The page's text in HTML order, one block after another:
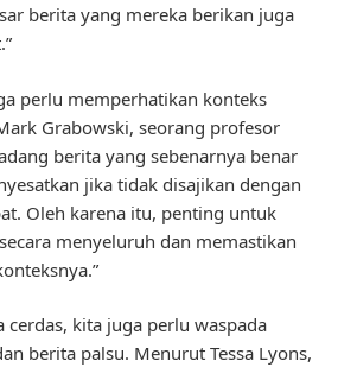
berita yang mereka berikan juga
perlu memperhatikan konteks
Grabowski, seorang profesor
berita yang sebenarnya benar
jika tidak disajikan dengan
Oleh karena itu, penting untuk
menyeluruh dan memastikan
cerdas, kita juga perlu waspada
berita palsu. Menurut Tessa Lyons,